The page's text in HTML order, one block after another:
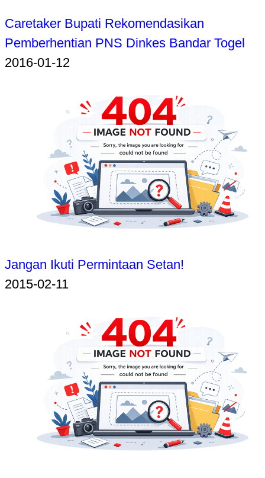
Caretaker Bupati Rekomendasikan
Pemberhentian PNS Dinkes Bandar Togel
2016-01-12
Jangan Ikuti Permintaan Setan!
2015-02-11